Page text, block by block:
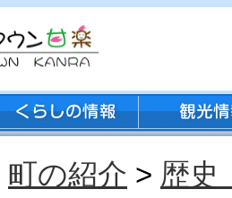
町の紹介 > 歴史